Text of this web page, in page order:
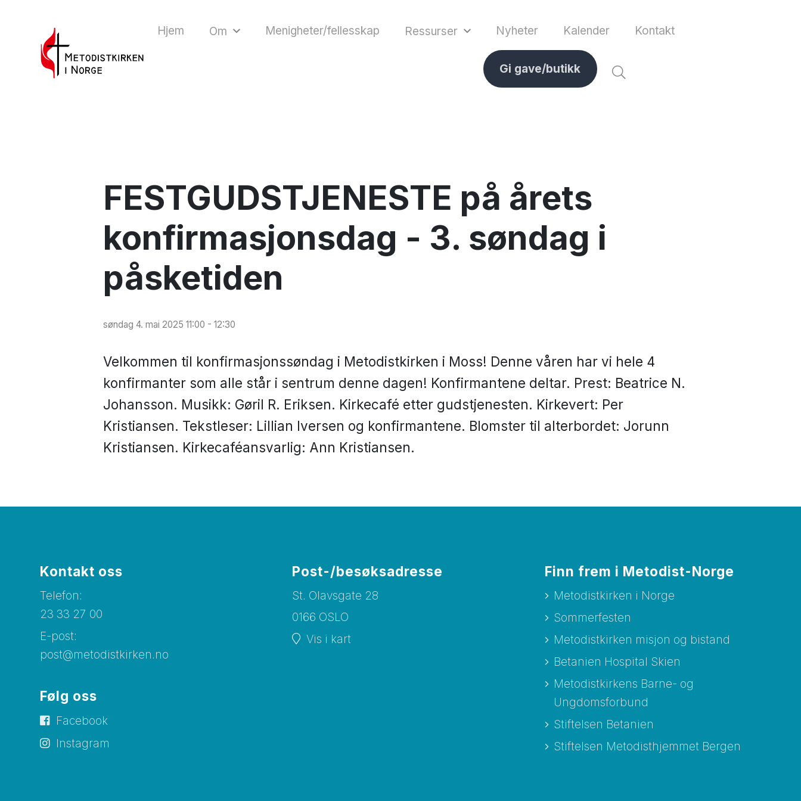
Hjem Om Menigheter/fellesskap Ressurser Nyheter Kalender Kontakt
Gi gave/butikk
FESTGUDSTJENESTE på årets
konfirmasjonsdag - 3. søndag i
påsketiden
søndag 4. mai 2025 11:00 - 12:30
Velkommen til konfirmasjonssøndag i Metodistkirken i Moss! Denne våren har vi hele 4
konfirmanter som alle står i sentrum denne dagen! Konfirmantene deltar. Prest: Beatrice N.
Johansson. Musikk: Gøril R. Eriksen. Kirkecafé etter gudstjenesten. Kirkevert: Per
Kristiansen. Tekstleser: Lillian Iversen og konfirmantene. Blomster til alterbordet: Jorunn
Kristiansen. Kirkecaféansvarlig: Ann Kristiansen.
Kontakt oss
Telefon:
23 33 27 00
E-post:
post@metodistkirken.no
Følg oss
Facebook
Instagram
Post-/besøksadresse
St. Olavsgate 28
0166 OSLO
Vis i kart
Finn frem i Metodist-Norge
Metodistkirken i Norge
Sommerfesten
Metodistkirken misjon og bistand
Betanien Hospital Skien
Metodistkirkens Barne- og
Ungdomsforbund
Stiftelsen Betanien
Stiftelsen Metodisthjemmet Bergen